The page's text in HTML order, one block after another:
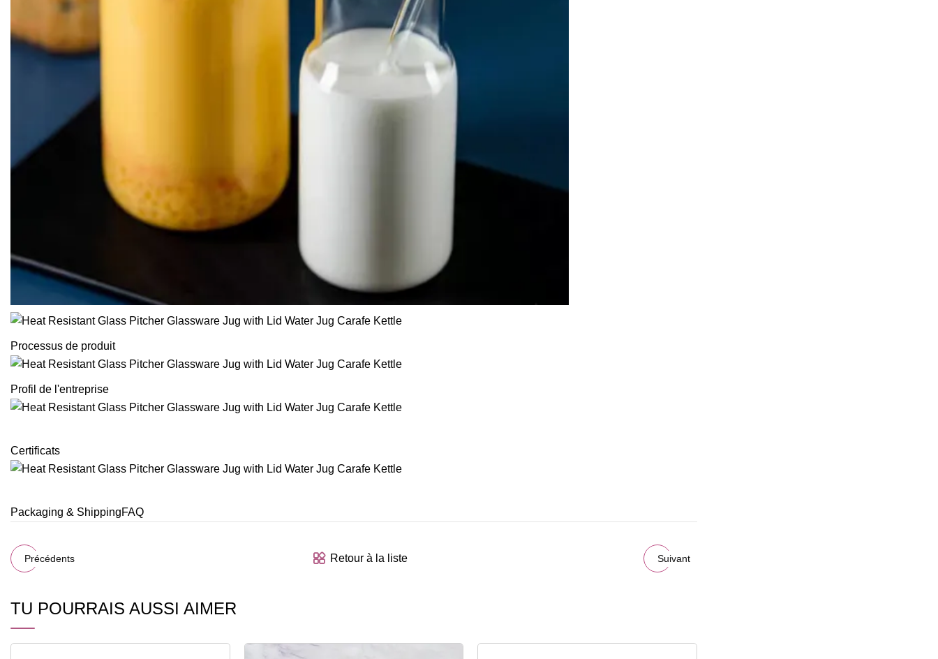
Processus de produit
Profil de l'entreprise
Certificats
Packaging & ShippingFAQ
Précédents Retour à la liste Suivant
TU POURRAIS AUSSI AIMER